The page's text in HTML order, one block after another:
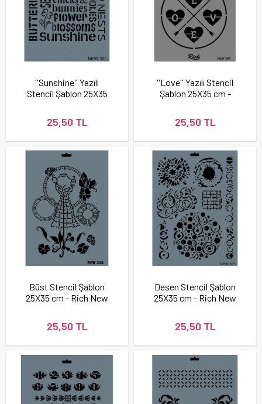
''Sunshine'' Yazılı
Stencil Şablon 25X35
25,50 TL
''Love'' Yazılı Stencil
Şablon 25X35 cm -
25,50 TL
Büst Stencil Şablon
25X35 cm - Rich New
25,50 TL
Desen Stencil Şablon
25X35 cm - Rich New
25,50 TL